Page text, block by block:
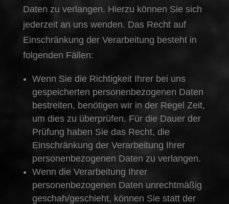
Daten zu verlangen. Hierzu können Sie sich
jederzeit an uns wenden. Das Recht auf
Einschränkung der Verarbeitung besteht in
folgenden Fällen:
Wenn Sie die Richtigkeit Ihrer bei uns
gespeicherten personenbezogenen Daten
bestreiten, benötigen wir in der Regel Zeit,
um dies zu überprüfen. Für die Dauer der
Prüfung haben Sie das Recht, die
Einschränkung der Verarbeitung Ihrer
personenbezogenen Daten zu verlangen.
Wenn die Verarbeitung Ihrer
personenbezogenen Daten unrechtmäßig
geschah/geschieht, können Sie statt der